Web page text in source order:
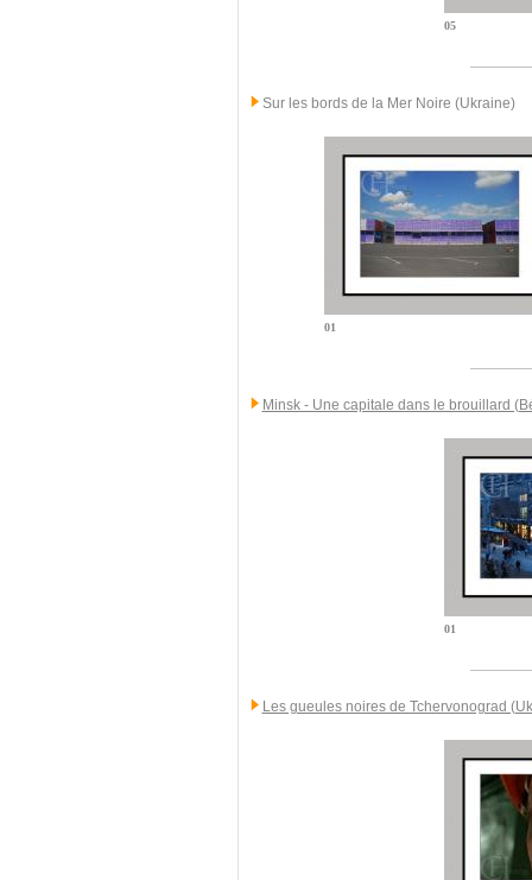
05
Sur les bords de la Mer Noire (Ukraine)
01
Minsk - Une capitale dans le brouillard
01
Les gueules noires de Tchervonograd